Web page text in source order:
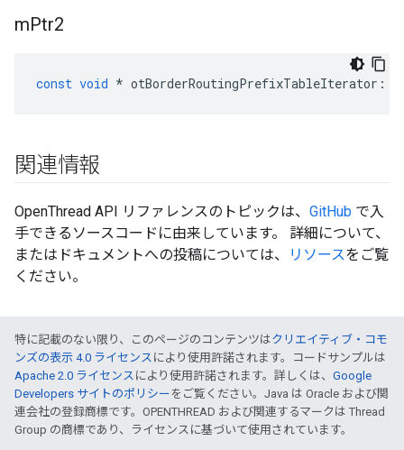
mPtr2
const void * otBorderRoutingPrefixTableIterator ::
関連情報
OpenThread API リファレンスのトピックは、 GitHub で入
手できるソースコードに由来しています。 詳細について、
またはドキュメントへの投稿については、
リソースをご覧
ください。
特に記載のない限り、このページのコンテンツはクリエイティブ・コモ
ンズの表示 4.0 ライセンス により使用許諾されます。コードサンプルは
Apache 2.0 ライセンス により使用許諾されます。詳しくは、 Google
Developers サイトのポリシー をご覧ください。Java は Oracle および関
連会社の登録商標です。OPENTHREAD および関連するマークは Thread
Group の商標であり、ライセンスに基づいて使用されています。